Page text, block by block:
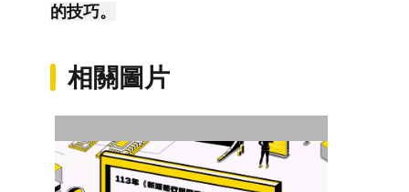
的技巧。
相關圖片